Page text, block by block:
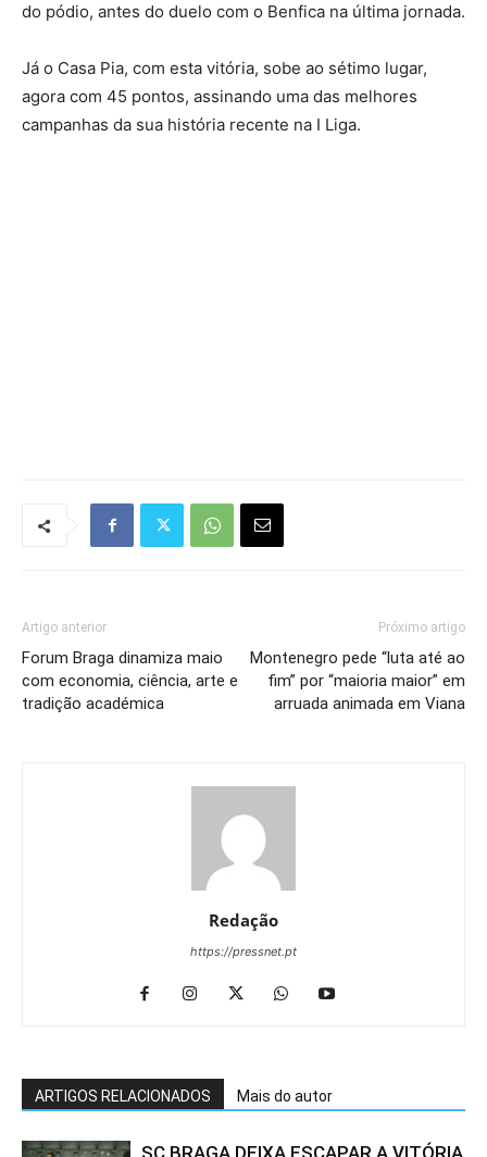
do pódio, antes do duelo com o Benfica na última jornada.
Já o Casa Pia, com esta vitória, sobe ao sétimo lugar,
agora com 45 pontos, assinando uma das melhores
campanhas da sua história recente na I Liga.
Artigo anterior
Forum Braga dinamiza maio
com economia, ciência, arte e
tradição académica
Próximo artigo
Montenegro pede “luta até ao
fim” por “maioria maior” em
arruada animada em Viana
Redação
https://pressnet.pt
ARTIGOS RELACIONADOS Mais do autor